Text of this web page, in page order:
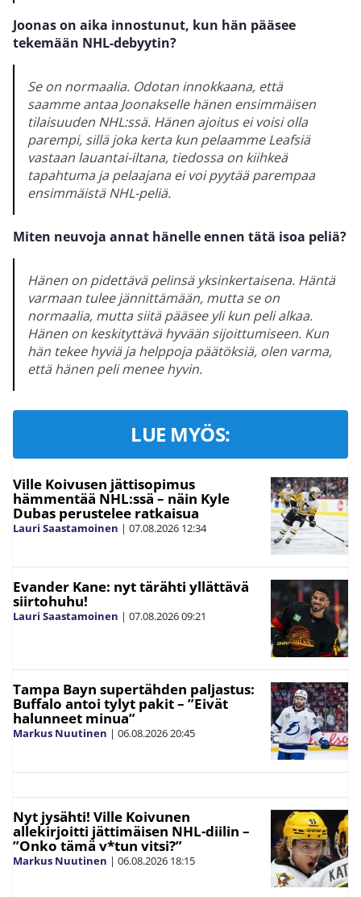
Joonas on aika innostunut, kun hän pääsee
tekemään NHL-debyytin?
Se on normaalia. Odotan innokkaana, että
saamme antaa Joonakselle hänen ensimmäisen
tilaisuuden NHL:ssä. Hänen ajoitus ei voisi olla
parempi, sillä joka kerta kun pelaamme Leafsiä
vastaan lauantai-iltana, tiedossa on kiihkeä
tapahtuma ja pelaajana ei voi pyytää parempaa
ensimmäistä NHL-peliä.
Miten neuvoja annat hänelle ennen tätä isoa peliä?
Hänen on pidettävä pelinsä yksinkertaisena. Häntä
varmaan tulee jännittämään, mutta se on
normaalia, mutta siitä pääsee yli kun peli alkaa.
Hänen on keskityttävä hyvään sijoittumiseen. Kun
hän tekee hyviä ja helppoja päätöksiä, olen varma,
että hänen peli menee hyvin.
LUE MYÖS:
Ville Koivusen jättisopimus
hämmentää NHL:ssä – näin Kyle
Dubas perustelee ratkaisua
Lauri Saastamoinen | 07.08.2026 12:34
Evander Kane: nyt tärähti yllättävä
siirtohuhu!
Lauri Saastamoinen | 07.08.202609:21
Tampa Bayn supertähden paljastus:
Buffalo antoi tylyt pakit – ”Eivät
halunneet minua”
Markus Nuutinen | 06.08.202620:45
Nyt jysähti! Ville Koivunen
allekirjoitti jättimäisen NHL-diilin –
”Onko tämä v*tun vitsi?”
Markus Nuutinen | 06.08.2026 18:15